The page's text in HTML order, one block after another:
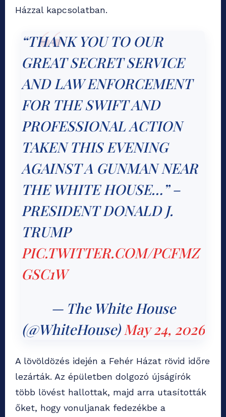
Házzal kapcsolatban.
“THANK YOU TO OUR
GREAT SECRET SERVICE
AND LAW ENFORCEMENT
FOR THE SWIFT AND
PROFESSIONAL ACTION
TAKEN THIS EVENING
AGAINST A GUNMAN NEAR
THE WHITE HOUSE…” –
PRESIDENT DONALD J.
TRUMP
PIC.TWITTER.COM/PCFMZ
GSC1W
— The White House
(@WhiteHouse) May 24, 2026
A lövöldözés idején a Fehér Házat rövid időre
lezárták. Az épületben dolgozó újságírók
több lövést hallottak, majd arra utasították
őket, hogy vonuljanak fedezékbe a